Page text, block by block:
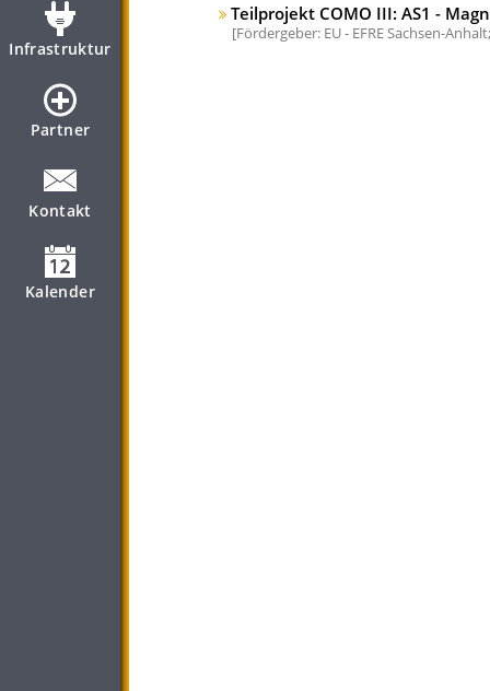
Infrastruktur
Partner
Kontakt
Kalender
Teilprojekt COMO III: AS1 -
Fördergeber: EU - EFRE Sachsen-Anhalt;